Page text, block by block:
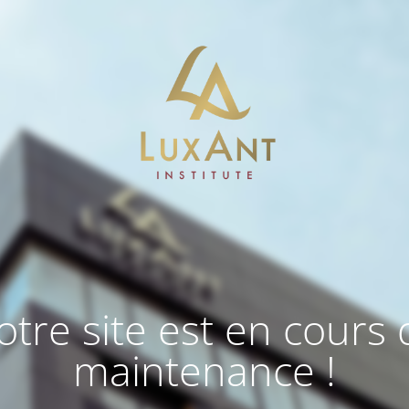
site est en cours
maintenance !